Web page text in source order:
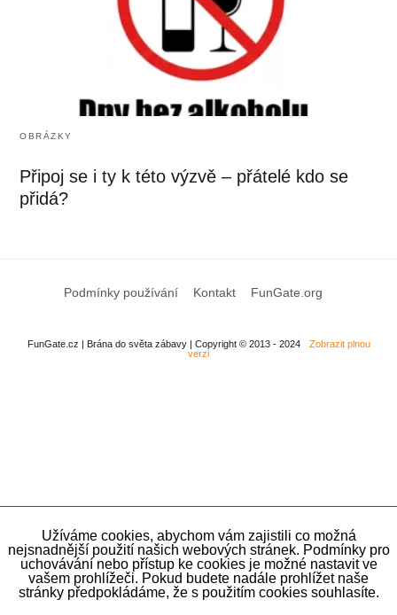
OBRÁZKY
Připoj se i ty k této výzvě – přátelé kdo se
přidá?
Podmínky používání Kontakt FunGate.org
FunGate.cz | Brána do světa zábavy | Copyright © 2013 - 2024
Zobrazit plnou
verzi
Užíváme cookies, abychom vám zajistili co možná
nejsnadnější použití našich webových stránek. Podmínky pro
uchovávání nebo přístup ke cookies je možné nastavit ve
vašem prohlížeči. Pokud budete nadále prohlížet naše
stránky předpokládáme, že s použitím cookies souhlasíte.